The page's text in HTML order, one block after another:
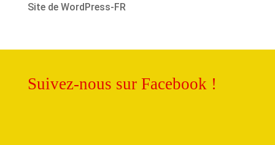
Site de WordPress-FR
Suivez-nous sur Facebook !